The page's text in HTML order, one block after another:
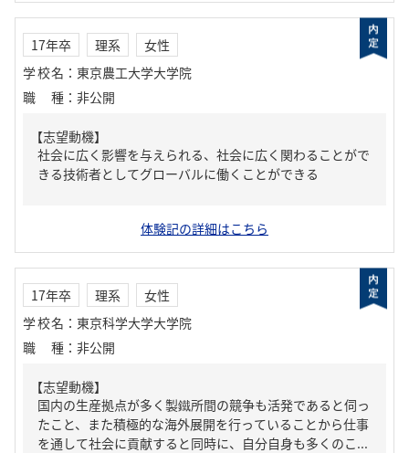
17年卒 理系
女性
学校名 ： 東京農工大学大学院
職種 ： 非公開
【志望動機】
社会に広く影響を与えられる、社会に広く関わることがで
きる技術者としてグローバルに働くことができる
体験記の詳細はこちら
17年卒 理系
女性
学校名 ： 東京科学大学大学院
職種 ： 非公開
【志望動機】
国内の生産拠点が多く製鐵所間の競争も活発であると伺っ
たこと、また積極的な海外展開を行っていることから仕事
を通して社会に貢献すると同時に、自分自身も多くのこ...